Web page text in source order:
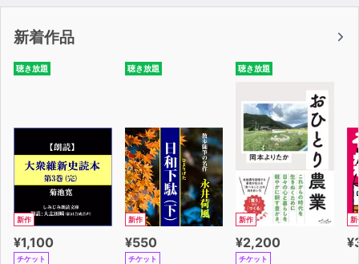
新着作品
聴き放題
新作
¥1,100
チケット
聴き放題
新作
¥550
チケット
聴き放題
新作
¥2,200
チケット
新